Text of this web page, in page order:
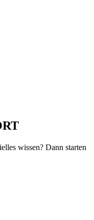
wissen? Dann starten